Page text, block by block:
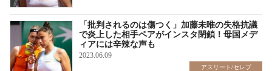
「批判されるのは傷つく」加藤未唯の失格抗議
で炎上した相手ペアがインスタ閉鎖！母国メデ
ィアには辛辣な声も
2023.06.09
アスリート/セレブ